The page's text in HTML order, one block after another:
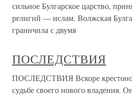
сильное Булгарское царство,
религий — ислам. Волжская
граничила с двумя
ПОСЛЕДСТВИЯ
ПОСЛЕДСТВИЯ Вскоре
судьбе своего нового владения.